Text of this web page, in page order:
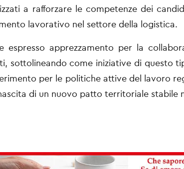
a rafforzare le competenze dei
lavorativo nel settore della logistica.
espresso apprezzamento per la
sottolineando come iniziative di questo
per le politiche attive del lavoro
di un nuovo patto territoriale stabile